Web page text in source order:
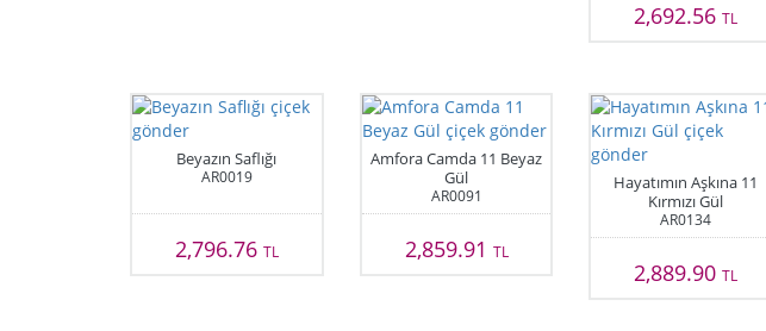
2,692.56TL
Beyazın Saflığı
AR0019
2,796.76 TL
Amfora Camda 11 Beyaz
Gül
AR0091
2,859.91 TL
Hayatımın Aşkına 11
Kırmızı Gül
AR0134
2,889.90TL